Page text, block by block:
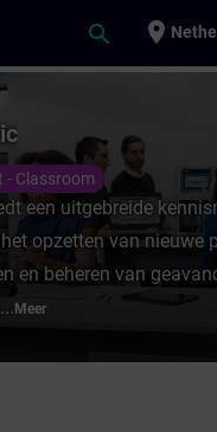
search place
Optic -
- Classroom
een uitgebreide
opzetten van nieuwe
en beheren van
Meer